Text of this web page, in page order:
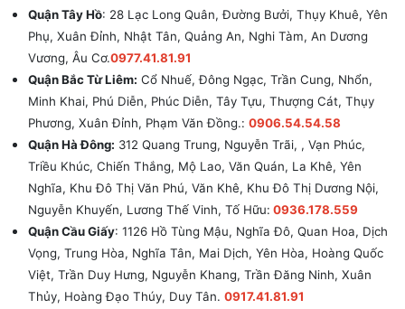
Quận Tây Hồ: 28 Lạc Long Quân, Đường Bưởi, Thụy Khuê, Yên
Phụ, Xuân Đỉnh, Nhật Tân, Quảng An, Nghi Tàm, An Dương
Vương, Âu Cơ.0977.41.81.91
Quận Bắc Từ Liêm: Cổ Nhuế, Đông Ngạc, Trần Cung, Nhổn,
Minh Khai, Phú Diễn, Phúc Diễn, Tây Tựu, Thượng Cát, Thụy
Phương, Xuân Đỉnh, Phạm Văn Đồng.: 0906.54.54.58
Quận Hà Đông: 312 Quang Trung, Nguyễn Trãi, , Vạn Phúc,
Triều Khúc, Chiến Thắng, Mộ Lao, Văn Quán, La Khê, Yên
Nghĩa, Khu Đô Thị Văn Phú, Văn Khê, Khu Đô Thị Dương Nội,
Nguyễn Khuyến, Lương Thế Vinh, Tố Hữu: 0936.178.559
Quận Cầu Giấy: 1126 Hồ Tùng Mậu, Nghĩa Đô, Quan Hoa, Dịch
Vọng, Trung Hòa, Nghĩa Tân, Mai Dịch, Yên Hòa, Hoàng Quốc
Việt, Trần Duy Hưng, Nguyễn Khang, Trần Đăng Ninh, Xuân
Thủy, Hoàng Đạo Thúy, Duy Tân. 0917.41.81.91